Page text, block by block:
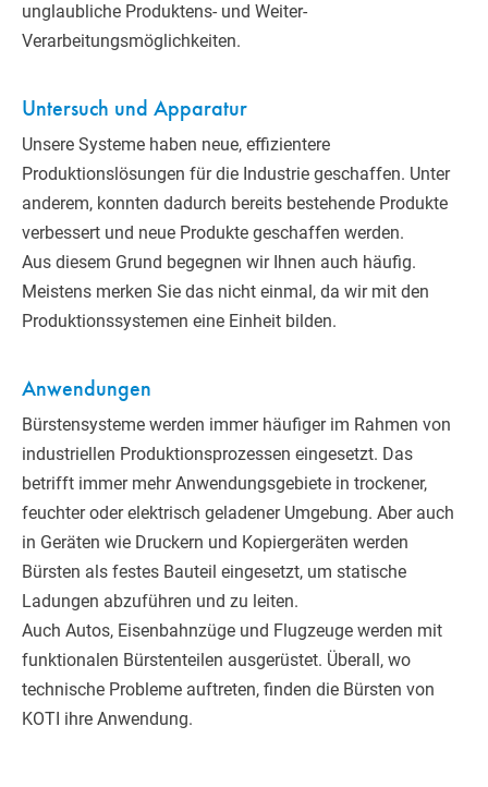
unglaubliche Produktens- und Weiter-
Verarbeitungsmöglichkeiten.
Untersuch und Apparatur
Unsere Systeme haben neue, effizientere
Produktionslösungen für die Industrie geschaffen. Unter
anderem, konnten dadurch bereits bestehende Produkte
verbessert und neue Produkte geschaffen werden.
Aus diesem Grund begegnen wir Ihnen auch häufig.
Meistens merken Sie das nicht einmal, da wir mit den
Produktionssystemen eine Einheit bilden.
Anwendungen
Bürstensysteme werden immer häufiger im Rahmen von
industriellen Produktionsprozessen eingesetzt. Das
betrifft immer mehr Anwendungsgebiete in trockener,
feuchter oder elektrisch geladener Umgebung. Aber auch
in Geräten wie Druckern und Kopiergeräten werden
Bürsten als festes Bauteil eingesetzt, um statische
Ladungen abzuführen und zu leiten.
Auch Autos, Eisenbahnzüge und Flugzeuge werden mit
funktionalen Bürstenteilen ausgerüstet. Überall, wo
technische Probleme auftreten, finden die Bürsten von
KOTI ihre Anwendung.